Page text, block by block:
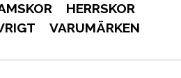
HERRSKOR
VARUMÄRKEN